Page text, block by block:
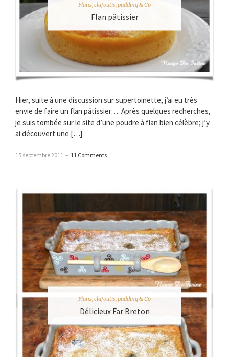
Flans, clafoutis, pudding & Co
Flan pâtissier
Hier, suite à une discussion sur supertoinette, j’ai eu très
envie de faire un flan pâtissier…. Après quelques recherches,
je suis tombée sur le site d’une poudre à flan bien célèbre; j’y
ai découvert une […]
15 septembre 2011 – 11 Comments
Flans, clafoutis, pudding & Co
Délicieux Far Breton